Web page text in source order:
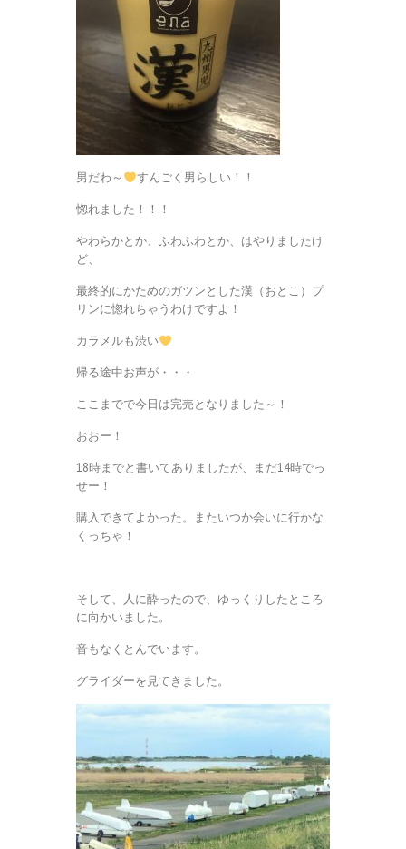
男だわ～ すんごく男らしい！！
惚れました！！！
やわらかとか、ふわふわとか、はやりましたけ
ど、
最終的にかためのガツンとした漢（おとこ）プ
リンに惚れちゃうわけですよ！
カラメルも渋い
帰る途中お声が・・・
ここまでで今日は完売となりました～！
おおー！
18時までと書いてありましたが、まだ14時でっ
せー！
購入できてよかった。またいつか会いに行かな
くっちゃ！
そして、人に酔ったので、ゆっくりしたところ
に向かいました。
音もなくとんでいます。
グライダーを見てきました。